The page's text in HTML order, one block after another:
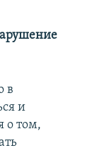
в
и
о том,